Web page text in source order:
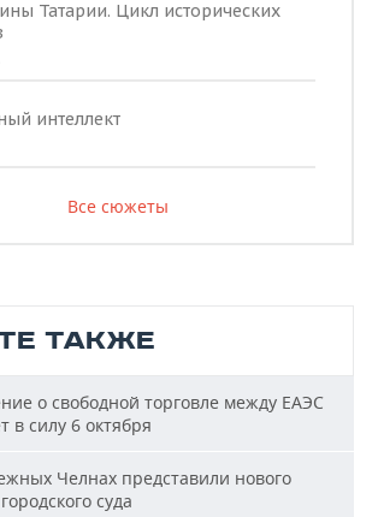
Татарии. Цикл исторических
интеллект
Все сюжеты
ТАКЖЕ
о свободной торговле между ЕАЭС
в силу 6 октября
Челнах представили нового
суда